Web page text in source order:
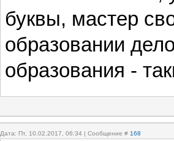
буквы, мастер
образовании
образования -
Дата: Пт, 10.02.2017, 06:34 | Сообщение # 168